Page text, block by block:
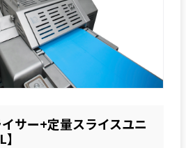
サー+定量スライスユニ